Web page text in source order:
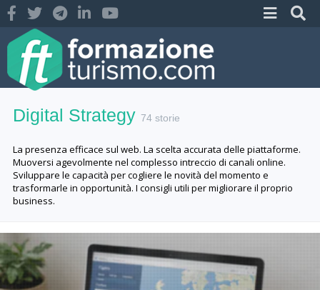
Digital Strategy 74 storie
La presenza efficace sul web. La scelta accurata delle piattaforme.
Muoversi agevolmente nel complesso intreccio di canali online.
Sviluppare le capacità per cogliere le novità del momento e
trasformarle in opportunità. I consigli utili per migliorare il proprio
business.